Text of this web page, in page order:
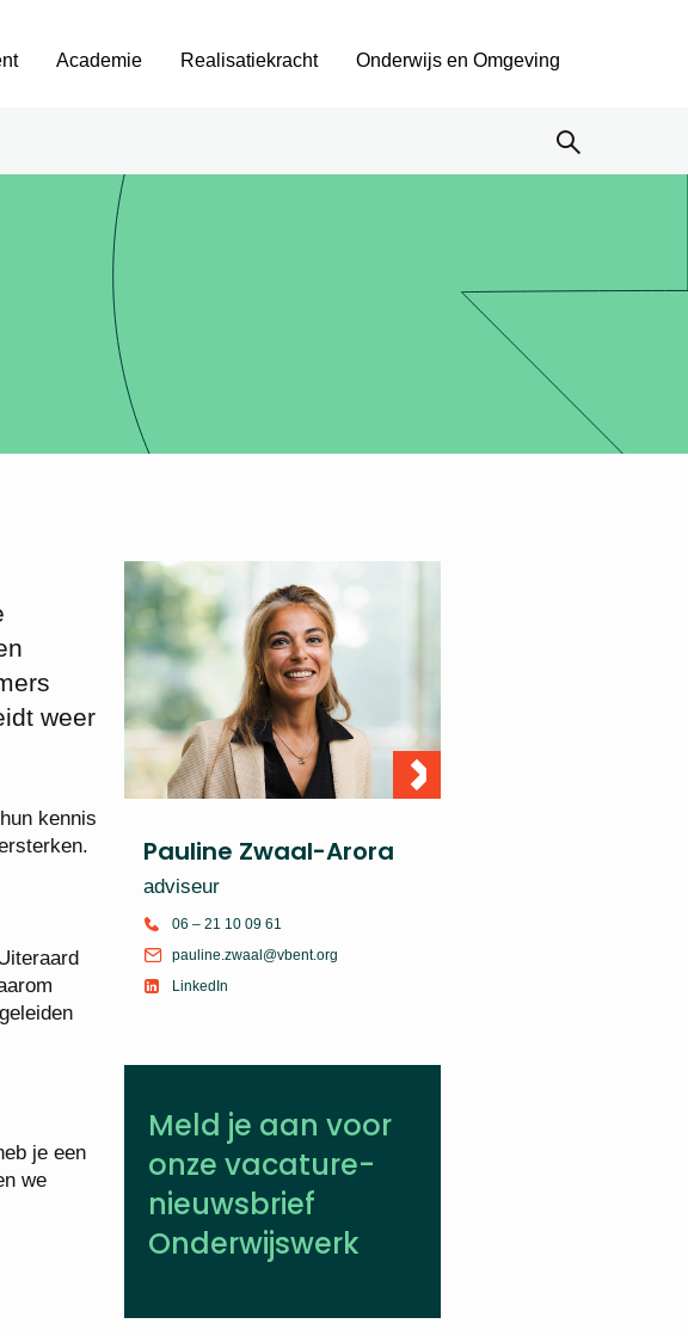
Academie Realisatiekracht Onderwijs en Omgeving
weer
kennis
je een
we
Pauline Zwaal-Arora
adviseur
06 – 21 10 09 61
pauline.zwaal@vbent.org
LinkedIn
Meld je aan voor
onze vacature­
nieuwsbrief
Onderwijswerk